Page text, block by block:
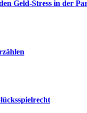
Geld-Stress in der